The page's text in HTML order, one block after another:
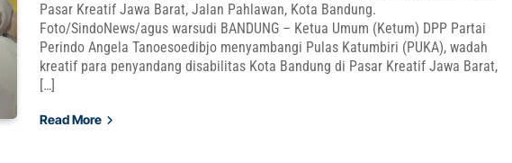
Pasar Kreatif Jawa Barat, Jalan Pahlawan, Kota Bandung.
Foto/SindoNews/agus warsudi BANDUNG – Ketua Umum (Ketum) DPP Partai
Perindo Angela Tanoesoedibjo menyambangi Pulas Katumbiri (PUKA), wadah
kreatif para penyandang disabilitas Kota Bandung di Pasar Kreatif Jawa Barat,
[…]
Read More